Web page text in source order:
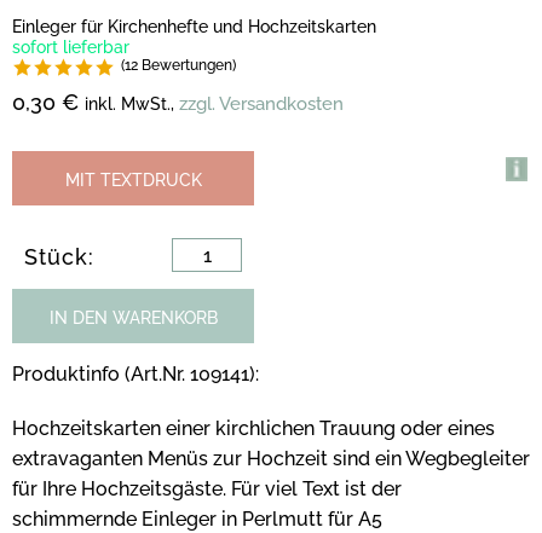
Einleger für Kirchenhefte und Hochzeitskarten
sofort lieferbar
(12 Bewertungen)
0,30 € inkl. MwSt., zzgl. Versandkosten
MIT TEXTDRUCK
Stück:
IN DEN WARENKORB
Produktinfo (Art.Nr. 109141):
Hochzeitskarten einer kirchlichen Trauung oder eines
extravaganten Menüs zur Hochzeit sind ein Wegbegleiter
für Ihre Hochzeitsgäste. Für viel Text ist der
schimmernde Einleger in Perlmutt für A5